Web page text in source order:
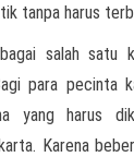
tanpa harus
salah satu
para pecinta
yang harus
Karena